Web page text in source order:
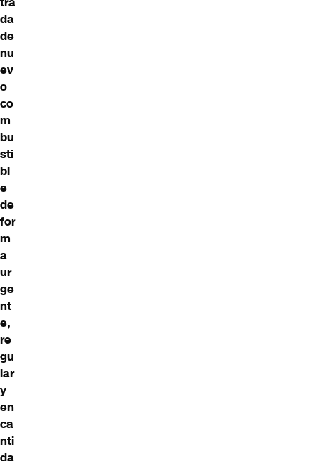
da
de
nu
ev
o
co
m
bu
sti
bl
e
de
for
m
a
ur
ge
nt
e,
re
gu
lar
y
en
ca
nti
da